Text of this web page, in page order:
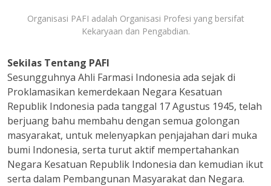
Organisasi PAFI adalah Organisasi Profesi yang bersifat
Kekaryaan dan Pengabdian.
Sekilas Tentang PAFI
Sesungguhnya Ahli Farmasi Indonesia ada sejak di
Proklamasikan kemerdekaan Negara Kesatuan
Republik Indonesia pada tanggal 17 Agustus 1945, telah
berjuang bahu membahu dengan semua golongan
masyarakat, untuk melenyapkan penjajahan dari muka
bumi Indonesia, serta turut aktif mempertahankan
Negara Kesatuan Republik Indonesia dan kemudian ikut
serta dalam Pembangunan Masyarakat dan Negara.